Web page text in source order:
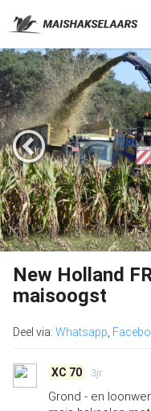
New Holland
maisoogst
Deel via: Whatsapp
XC 70 3jr
Grond - en